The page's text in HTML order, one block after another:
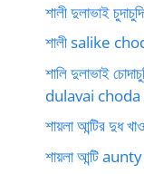
শালী দুলাভাই চুদাচুদি
শালী salike
শালি দুলাভাই
dulavai
শায়লা আন্টির দুধ
শায়লা আন্টি